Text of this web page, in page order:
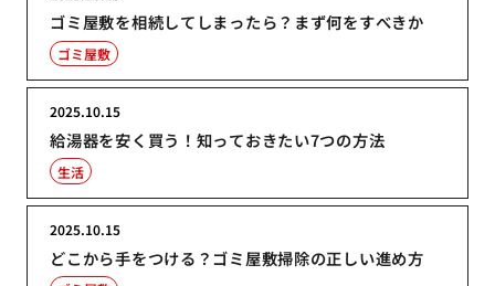
ゴミ屋敷を相続してしまったら？まず何をすべきか
ゴミ屋敷
給湯器を安く買う！知っておきたい7つの方法
2025.10.15
生活
どこから手をつける？ゴミ屋敷掃除の正しい進め方
2025.10.15